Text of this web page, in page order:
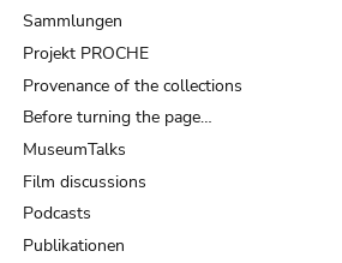
Sammlungen
Projekt PROCHE
Provenance of the collections
Before turning the page…
MuseumTalks
Film discussions
Podcasts
Publikationen